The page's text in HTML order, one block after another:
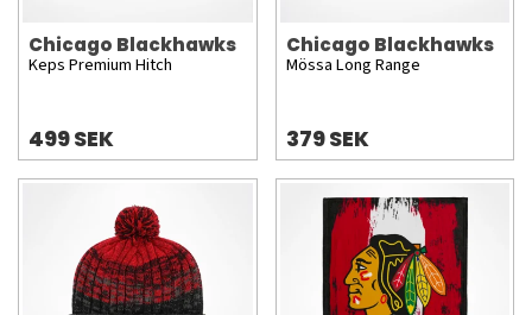
Chicago Blackhawks
Keps Premium Hitch
499 SEK
Chicago Blackhawks
Mössa Long Range
379 SEK